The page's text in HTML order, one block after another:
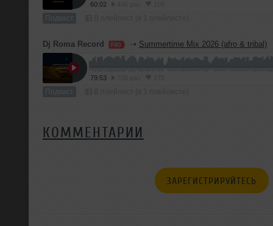
60:02
Подкаст
Dj Roma Record ➝ Summertime Mix 2026 (afro & tribal)
79:53
Подкаст
КОММЕНТАРИИ
ЗАРЕГИСТРИРУЙТЕСЬ